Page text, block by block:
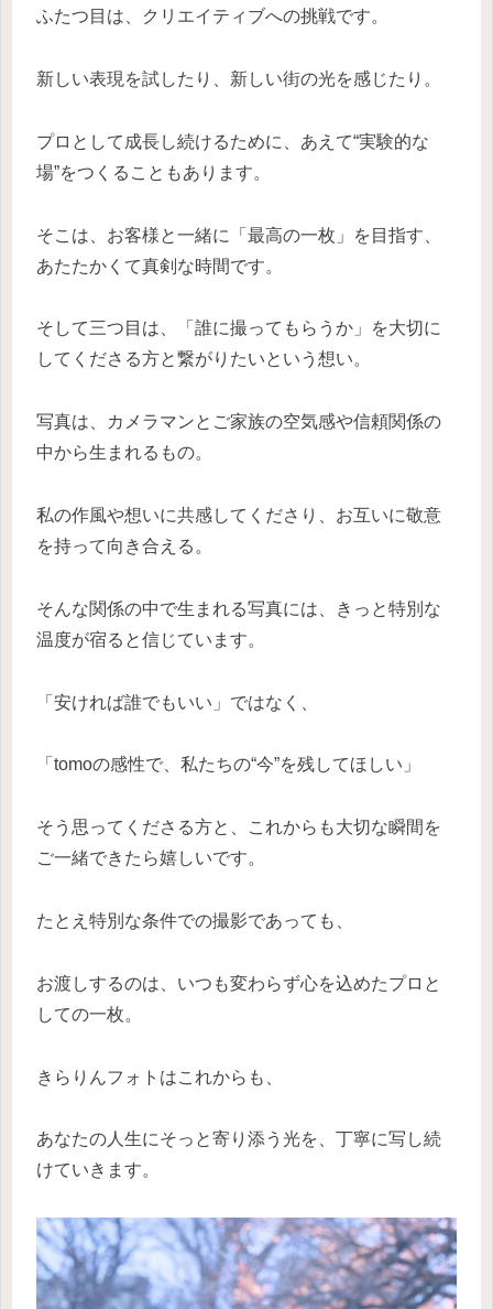
ふたつ目は、クリエイティブへの挑戦です。
新しい表現を試したり、新しい街の光を感じたり。
プロとして成長し続けるために、あえて“実験的な
場”をつくることもあります。
そこは、お客様と一緒に「最高の一枚」を目指す、
あたたかくて真剣な時間です。
そして三つ目は、「誰に撮ってもらうか」を大切に
してくださる方と繋がりたいという想い。
写真は、カメラマンとご家族の空気感や信頼関係の
中から生まれるもの。
私の作風や想いに共感してくださり、お互いに敬意
を持って向き合える。
そんな関係の中で生まれる写真には、きっと特別な
温度が宿ると信じています。
「安ければ誰でもいい」ではなく、
「tomoの感性で、私たちの“今”を残してほしい」
そう思ってくださる方と、これからも大切な瞬間を
ご一緒できたら嬉しいです。
たとえ特別な条件での撮影であっても、
お渡しするのは、いつも変わらず心を込めたプロと
しての一枚。
きらりんフォトはこれからも、
あなたの人生にそっと寄り添う光を、丁寧に写し続
けていきます。